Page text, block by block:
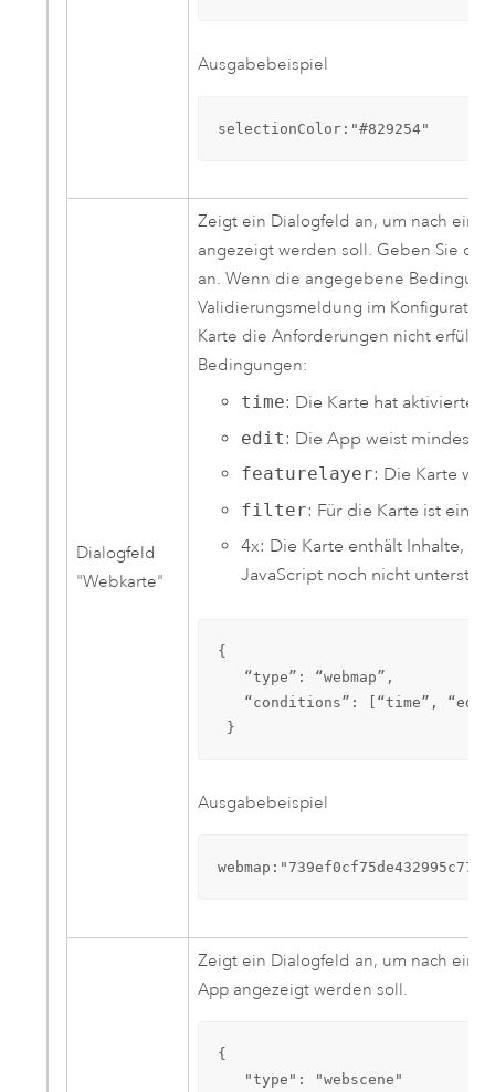
Ausgabebeispiel
selectionColor:"#829254"
Dialogfeld
"Webkarte"
Zeigt ein Dialogfeld an, um nach
angezeigt werden soll. Geben Sie
an. Wenn die angegebene
Validierungsmeldung im
Karte die Anforderungen nicht
Bedingungen:
time: Die Karte hat aktivierte
edit: Die App weist
featurelayer: Die Karte
filter: Für die Karte ist ein
4x: Die Karte enthält Inhalte,
JavaScript noch nicht
{
   “type”: “webmap”,
“conditions”: [“time”,
}
Ausgabebeispiel
Zeigt ein Dialogfeld an, um nach
App angezeigt werden soll.
{
   "type": "webscene"